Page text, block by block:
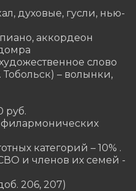
духовые, гусли, нью-
аккордеон
слово
Тобольск) – волынки,
руб.
категорий – 10% .
и членов их семей -
206, 207)